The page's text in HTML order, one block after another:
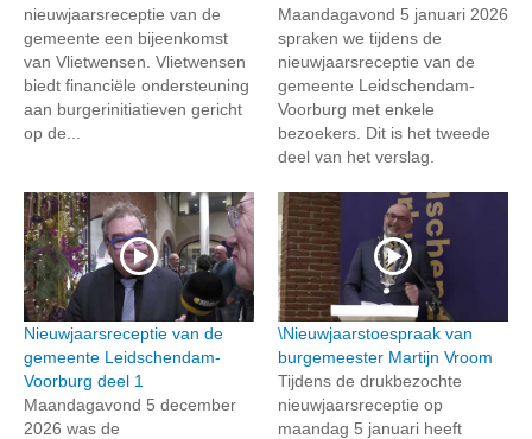
nieuwjaarsreceptie van de
gemeente een bijeenkomst
van Vlietwensen. Vlietwensen
biedt financiële ondersteuning
aan burgerinitiatieven gericht
op de...
Maandagavond 5 januari 2026
spraken we tijdens de
nieuwjaarsreceptie van de
gemeente Leidschendam-
Voorburg met enkele
bezoekers. Dit is het tweede
deel van het verslag.
Nieuwjaarsreceptie van de
gemeente Leidschendam-
Voorburg deel 1
Maandagavond 5 december
2026 was de
\Nieuwjaarstoespraak van
burgemeester Martijn Vroom
Tijdens de drukbezochte
nieuwjaarsreceptie op
maandag 5 januari heeft